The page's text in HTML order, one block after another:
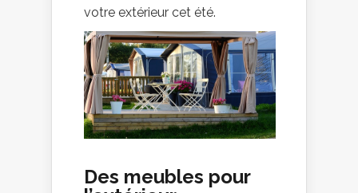
votre extérieur cet été.
Des meubles pour